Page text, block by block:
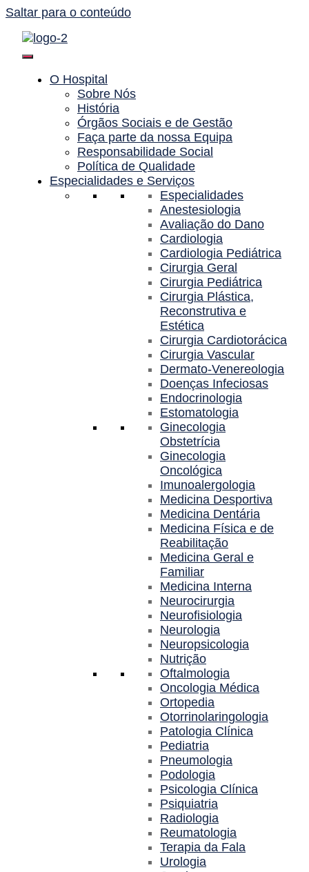
Saltar para o conteúdo
O Hospital
Sobre Nós
História
Órgãos Sociais e de Gestão
Faça parte da nossa Equipa
Responsabilidade Social
Política de Qualidade
Especialidades e Serviços
Especialidades
Anestesiologia
Avaliação do Dano
Cardiologia
Cardiologia Pediátrica
Cirurgia Geral
Cirurgia Pediátrica
Cirurgia Plástica,
Reconstrutiva e
Estética
Cirurgia Cardiotorácica
Cirurgia Vascular
Dermato-Venereologia
Doenças Infeciosas
Endocrinologia
Estomatologia
Ginecologia
Obstetrícia
Ginecologia
Oncológica
Imunoalergologia
Medicina Desportiva
Medicina Dentária
Medicina Física e de
Reabilitação
Medicina Geral e
Familiar
Medicina Interna
Neurocirurgia
Neurofisiologia
Neurologia
Neuropsicologia
Nutrição
Oftalmologia
Oncologia Médica
Ortopedia
Otorrinolaringologia
Patologia Clínica
Pediatria
Pneumologia
Podologia
Psicologia Clínica
Psiquiatria
Radiologia
Reumatologia
Terapia da Fala
Urologia